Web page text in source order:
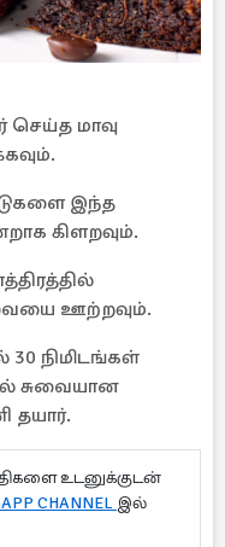
செய்த மாவு
இந்த
கிளறவும்.
ஊற்றவும்.
நிமிடங்கள்
சுவையான
தயார்.
உடனுக்குடன்
CHANNEL இல்